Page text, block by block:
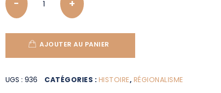
AJOUTER AU PANIER
UGS :936 CATÉGORIES : HISTOIRE, RÉGIONALISME